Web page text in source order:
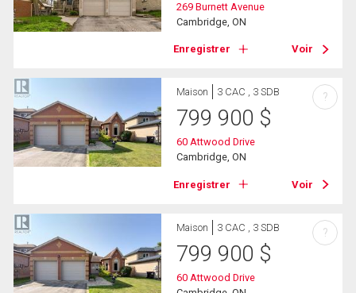
269 Burnett Avenue
Cambridge, ON
Enregistrer Voir
Maison 3 CAC , 3 SDB
799 900 $
60 Attwood Drive
Cambridge, ON
Enregistrer Voir
?
Maison 3 CAC , 3 SDB
799 900 $
60 Attwood Drive
?